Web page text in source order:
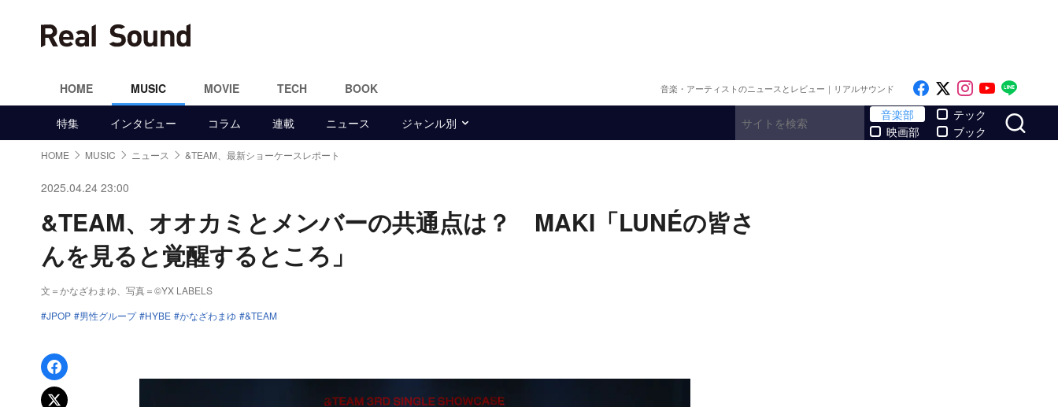
HOME MUSIC MOVIE TECH BOOK 音楽・アーティストのニュースとレビュー｜リアルサウンド Like on Facebook
Follow on x
Follow on
Follow
特集 インタビュー コラム 連載 ニュース ジャンル別
音楽部
映画部
テック
ブック
HOME MUSIC ニュース &TEAM、最新ショーケースレポート
2025.04.24 23:00
&TEAM、オオカミとメンバーの共通点は？ MAKI「LUNÉの皆さ
んを見ると覚醒するところ」
文＝かなざわまゆ 、写真＝©YX LABELS
JPOP
男性グループ HYBE かなざわまゆ &TEAM
Facebookでシェア
xでポスト